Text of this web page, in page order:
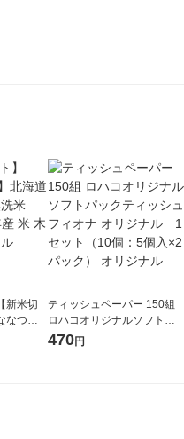
新米切
なつぼ
和7年産
ティッシュペーパー 150組
ロハコオリジナルソフトパ
ックティッシュ フィオナ オ
470円